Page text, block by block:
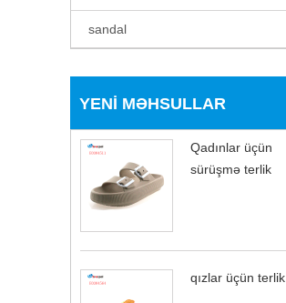
sandal
YENI MƏHSULLAR
Qadınlar üçün
sürüşmə terlik
qızlar üçün terlik